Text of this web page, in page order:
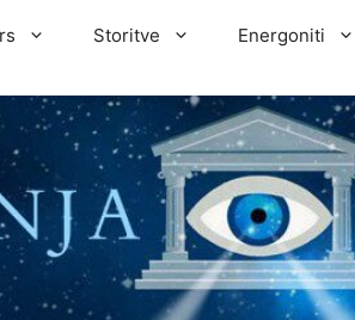
Storitve Energoniti